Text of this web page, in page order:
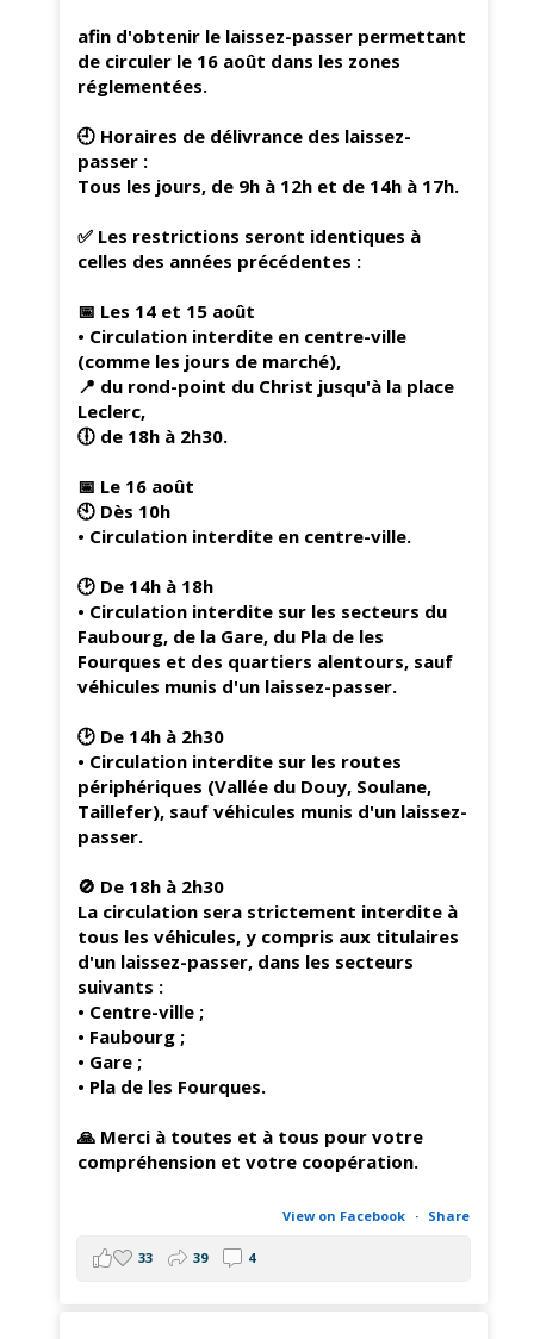
afin d'obtenir le laissez-passer permettant
de circuler le 16 août dans les zones
réglementées.
🕘 Horaires de délivrance des laissez-
passer :
Tous les jours, de 9h à 12h et de 14h à 17h.
✅ Les restrictions seront identiques à
celles des années précédentes :
📅 Les 14 et 15 août
• Circulation interdite en centre-ville
(comme les jours de marché),
📍 du rond-point du Christ jusqu'à la place
Leclerc,
🕕 de 18h à 2h30.
📅 Le 16 août
🕙 Dès 10h
• Circulation interdite en centre-ville.
🕑 De 14h à 18h
• Circulation interdite sur les secteurs du
Faubourg, de la Gare, du Pla de les
Fourques et des quartiers alentours, sauf
véhicules munis d'un laissez-passer.
🕑 De 14h à 2h30
• Circulation interdite sur les routes
périphériques (Vallée du Douy, Soulane,
Taillefer), sauf véhicules munis d'un laissez-
passer.
🚫 De 18h à 2h30
La circulation sera strictement interdite à
tous les véhicules, y compris aux titulaires
d'un laissez-passer, dans les secteurs
suivants :
• Centre-ville ;
• Faubourg ;
• Gare ;
• Pla de les Fourques.
🙏 Merci à toutes et à tous pour votre
compréhension et votre coopération.
View on Facebook · Share
33 39 4